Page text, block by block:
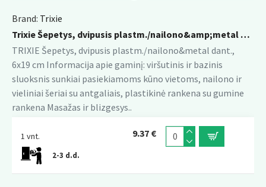
Brand: Trixie
Trixie Šepetys, dvipusis plastm./nailono&amp;metal dant., 6x19 cm
TRIXIE Šepetys, dvipusis plastm./nailono&metal dant.,
6x19 cm Informacija apie gaminį: viršutinis ir bazinis
sluoksnis sunkiai pasiekiamoms kūno vietoms, nailono ir
vieliniai šeriai su antgaliais, plastikinė rankena su gumine
rankena Masažas ir blizgesys..
1 vnt.
2-3 d.d.
9.37 €